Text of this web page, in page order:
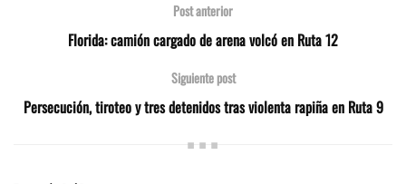
Post anterior
Florida: camión cargado de arena volcó en Ruta 12
Siguiente post
Persecución, tiroteo y tres detenidos tras violenta rapiña en Ruta 9